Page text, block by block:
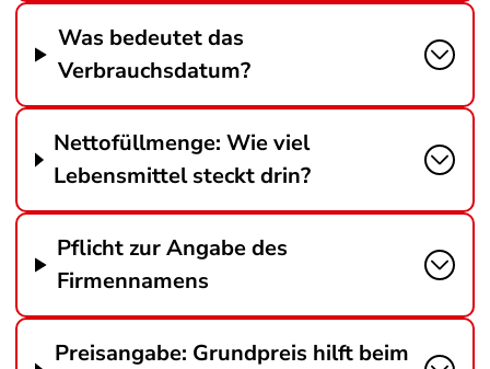
Was bedeutet das
Verbrauchsdatum?
Nettofüllmenge: Wie viel
Lebensmittel steckt drin?
Pflicht zur Angabe des
Firmennamens
Preisangabe: Grundpreis hilft beim